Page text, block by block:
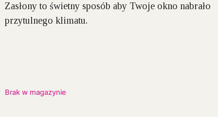
Zasłony to świetny sposób aby Twoje okno nabrało
przytulnego klimatu.
Brak w magazynie